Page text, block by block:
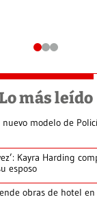
más leído
modelo de
Kayra Harding
esposo
obras de hotel en